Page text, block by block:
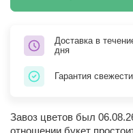
Доставка в
дня
Гарантия свежести
Завоз цветов был
отношении букет